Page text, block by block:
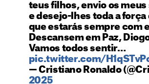
teus filhos, envio os
e desejo-lhes toda a força
que estarás sempre com
Descansem em Paz,
Vamos todos sentir…
pic.twitter.com/
— Cristiano Ronaldo
2025